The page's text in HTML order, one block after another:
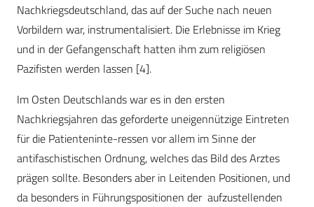
Nachkriegsdeutschland, das auf der Suche nach neuen
Vorbildern war, instrumentalisiert. Die Erlebnisse im Krieg
und in der Gefangenschaft hatten ihm zum religiösen
Pazifisten werden lassen [4].
Im Osten Deutschlands war es in den ersten
Nachkriegsjahren das geforderte uneigennützige Eintreten
für die Patienteninte-ressen vor allem im Sinne der
antifaschistischen Ordnung, welches das Bild des Arztes
prägen sollte. Besonders aber in Leitenden Positionen, und
da besonders in Führungspositionen der aufzustellenden